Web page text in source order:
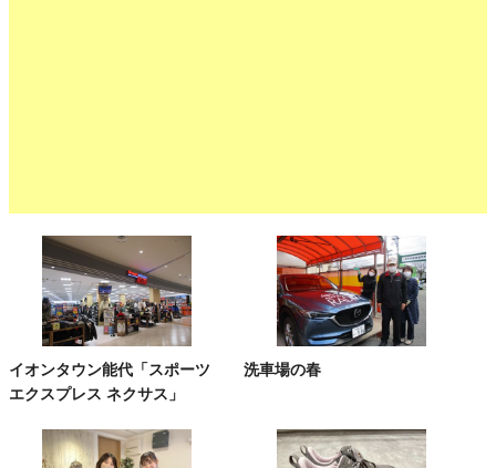
イオンタウン能代「スポーツ
エクスプレス ネクサス」
洗車場の春